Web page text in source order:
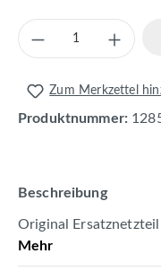
Produkt
Zum Merkzettel
Produktnummer:
Beschreibung
Original
Mehr